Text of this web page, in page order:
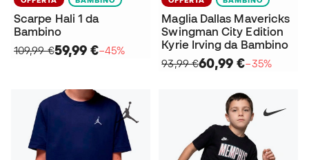
Scarpe Hali 1 da
Bambino
109,99 €59,99 €−45%
Maglia Dallas Mavericks
Swingman City Edition
Kyrie Irving da Bambino
93,99 €60,99 €−35%